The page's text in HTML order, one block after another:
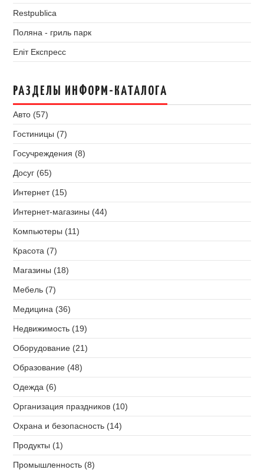
Restpublica
Поляна - гриль парк
Еліт Експресс
РАЗДЕЛЫ ИНФОРМ-КАТАЛОГА
Авто (57)
Гостиницы (7)
Госучреждения (8)
Досуг (65)
Интернет (15)
Интернет-магазины (44)
Компьютеры (11)
Красота (7)
Магазины (18)
Мебель (7)
Медицина (36)
Недвижимость (19)
Оборудование (21)
Образование (48)
Одежда (6)
Организация праздников (10)
Охрана и безопасность (14)
Продукты (1)
Промышленность (8)